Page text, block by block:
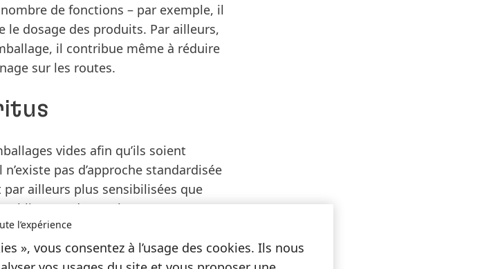
de fonctions – par exemple, il
dosage des produits. Par ailleurs,
il contribue même à réduire
sur les routes.
vides afin qu’ils soient
pas d’approche standardisée
ailleurs plus sensibilisées que
que de nombreux pays ne
donc fréquent que des déchets
d’eau et les océans. Avec le temps,
l’expérience
», vous consentez à l’usage des cookies. Ils nous